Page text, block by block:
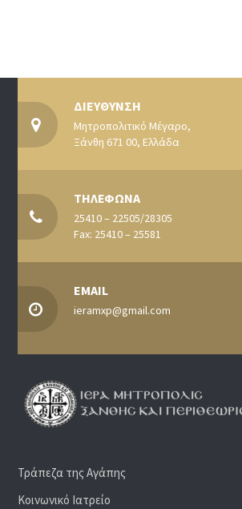
ΔΙΕΥΘΥΝΣΗ
Μητροπολιτικό Μέγαρο,
Ξάνθη 671 00, Ελλάδα
ΤΗΛΕΦΩΝΑ
25410 – 22505/28305
Fax: 25410 – 25581
EMAIL
ieramxp@gmail.com
Τράπεζα της Αγάπης
Κοινωνικό Ιατρείο